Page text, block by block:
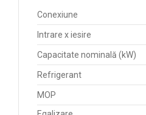
Conexiune
Intrare x iesire
Capacitate nominală (kW)
Refrigerant
MOP